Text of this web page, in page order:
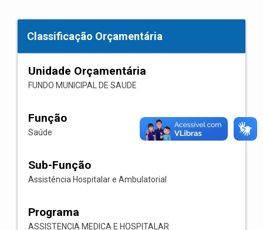
Classificação Orçamentária
Unidade Orçamentária
FUNDO MUNICIPAL DE SAUDE
Função
Saúde
Sub-Função
Assistência Hospitalar e Ambulatorial
Programa
ASSISTENCIA MEDICA E HOSPITALAR